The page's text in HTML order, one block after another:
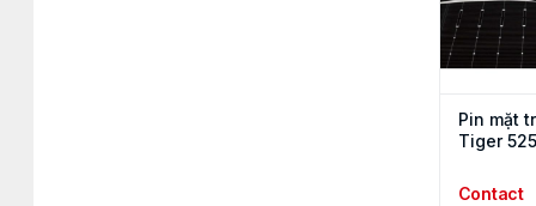
Pin mặt
Tiger
Contact